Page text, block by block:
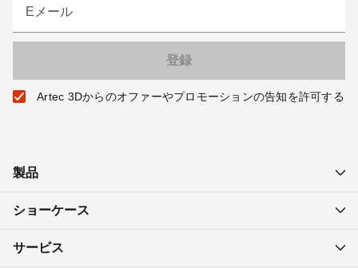
Eメール
Artec 3Dからのオファーやプロモーションの告知を許可する
製品
ショーケース
サービス